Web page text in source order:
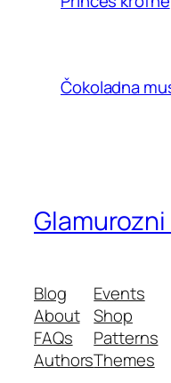
Čokoladna
Blog
About
FAQs
Authors
Events
Shop
Patterns
Themes